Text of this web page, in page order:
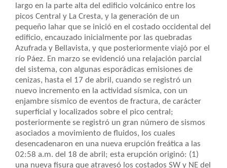
largo en la parte alta del edificio volcánico entre los
picos Central y La Cresta, y la generación de un
pequeño lahar que se inició en el costado occidental del
edificio, encauzado inicialmente por las quebradas
Azufrada y Bellavista, y que posteriormente viajó por el
río Páez. En marzo se evidenció una relajación parcial
del sistema, con algunas esporádicas emisiones de
cenizas, hasta el 17 de abril, cuando se registró un
nuevo incremento en la actividad sísmica, con un
enjambre sísmico de eventos de fractura, de carácter
superficial y localizados sobre el pico central;
posteriormente se registró un gran número de sismos
asociados a movimiento de fluidos, los cuales
desencadenaron en una nueva erupción freática a las
02:58 a.m. del 18 de abril; esta erupción originó: (1)
una nueva fisura que atravesó los costados SW y NE del